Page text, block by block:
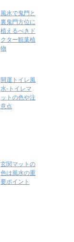
風水で鬼門と
裏鬼門方位に
植えるべきド
クター観葉植
物
開運トイレ風
水-トイレマ
ットの色や注
意点
玄関マットの
色は風水の重
要ポイント